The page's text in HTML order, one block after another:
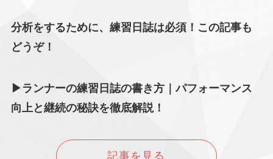
分析をするために、練習日誌は必須！この記事も
どうぞ！
▶ランナーの練習日誌の書き方｜パフォーマンス
向上と継続の秘訣を徹底解説！
記事を見る